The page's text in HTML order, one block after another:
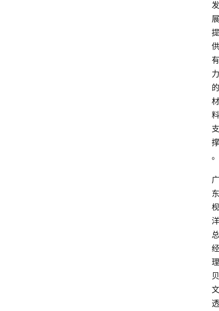
发
展
提
供
有
力
的
材
料
支
撑
。
广
东
枧
洋
总
经
理
贝
文
透